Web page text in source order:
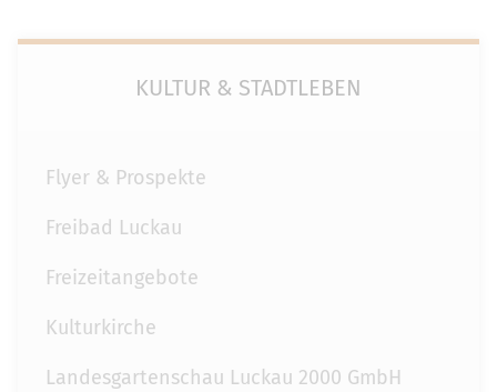
KULTUR & STADTLEBEN
Flyer & Prospekte
Freibad Luckau
Freizeitangebote
Kulturkirche
Landesgartenschau Luckau 2000 GmbH